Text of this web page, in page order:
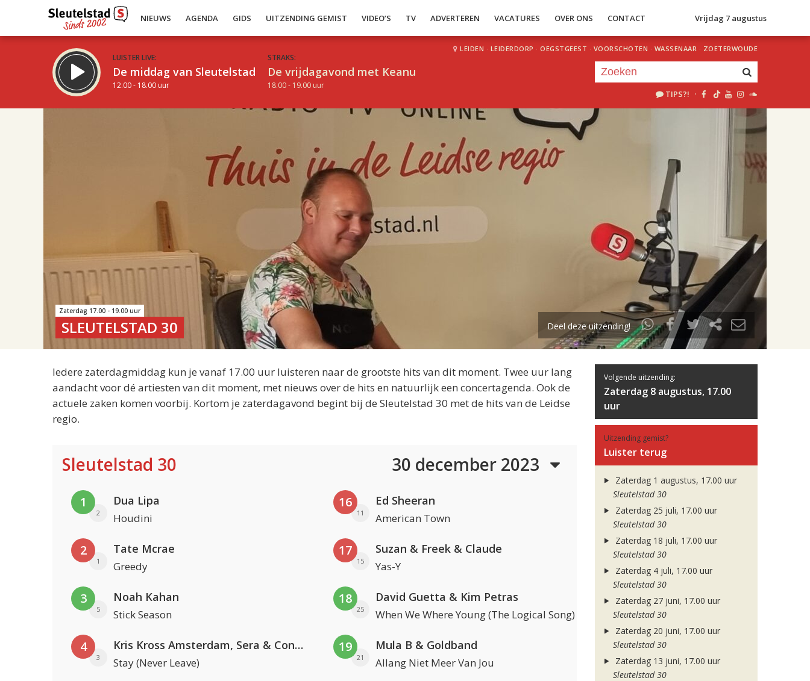
NIEUWS AGENDA GIDS UITZENDING GEMIST VIDEO’S TV ADVERTEREN VACATURES OVER ONS CONTACT Vrijdag 7 augustus
LUISTER LIVE:
De middag van Sleutelstad
12.00 - 18.00 uur
STRAKS:
De vrijdagavond met Keanu
18.00 - 19.00 uur
LEIDEN · LEIDERDORP · OEGSTGEEST · VOORSCHOTEN · WASSENAAR · ZOETERWOUDE
TIPS?! ·
uur 1 van 2
Volgend uur
Zaterdag 17.00 - 19.00 uur
SLEUTELSTAD 30 Deel deze uitzending!
Iedere zaterdagmiddag kun je vanaf 17.00 uur luisteren naar de grootste hits van dit moment. Twee uur lang
aandacht voor dé artiesten van dit moment, met nieuws over de hits en natuurlijk een concertagenda. Ook de
actuele zaken komen voorbij. Kortom je zaterdagavond begint bij de Sleutelstad 30 met de hits van de Leidse
regio.
Sleutelstad 30 30 december 2023
1
2
Dua Lipa
Houdini
2
1
Tate Mcrae
Greedy
3
5
Noah Kahan
Stick Season
4
3
Kris Kross Amsterdam, Sera & Conor Maynard
Stay (Never Leave)
16
11
Ed Sheeran
American Town
17
15
Suzan & Freek & Claude
Yas-Y
18
25
David Guetta & Kim Petras
When We Where Young (The Logical Song)
19
21
Mula B & Goldband
Allang Niet Meer Van Jou
Volgende uitzending:
Zaterdag 8 augustus, 17.00
uur
Uitzending gemist?
Luister terug
Zaterdag 1 augustus, 17.00 uur
Sleutelstad 30
Zaterdag 25 juli, 17.00 uur
Sleutelstad 30
Zaterdag 18 juli, 17.00 uur
Sleutelstad 30
Zaterdag 4 juli, 17.00 uur
Sleutelstad 30
Zaterdag 27 juni, 17.00 uur
Sleutelstad 30
Zaterdag 20 juni, 17.00 uur
Sleutelstad 30
Zaterdag 13 juni, 17.00 uur
Sleutelstad 30